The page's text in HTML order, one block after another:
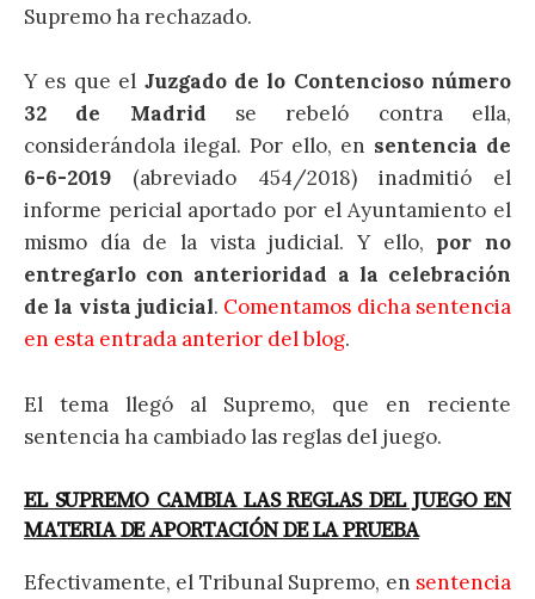
Supremo ha rechazado.
Y es que el Juzgado de lo Contencioso número
32 de Madrid se rebeló contra ella,
considerándola ilegal. Por ello, en sentencia de
6-6-2019 (abreviado 454/2018) inadmitió el
informe pericial aportado por el Ayuntamiento el
mismo día de la vista judicial. Y ello, por no
entregarlo con anterioridad a la celebración
de la vista judicial. Comentamos dicha sentencia
en esta entrada anterior del blog.
El tema llegó al Supremo, que en reciente
sentencia ha cambiado las reglas del juego.
EL SUPREMO CAMBIA LAS REGLAS DEL JUEGO EN
MATERIA DE APORTACIÓN DE LA PRUEBA
Efectivamente, el Tribunal Supremo, en sentencia